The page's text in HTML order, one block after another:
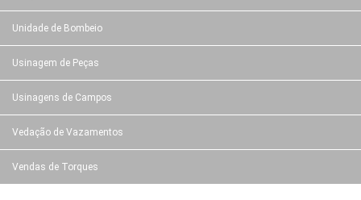
Unidade de Bombeio
Usinagem de Peças
Usinagens de Campos
Vedação de Vazamentos
Vendas de Torques